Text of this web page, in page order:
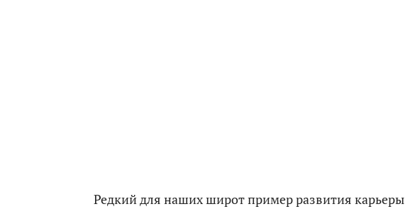
Редкий для наших широт пример развития карьеры